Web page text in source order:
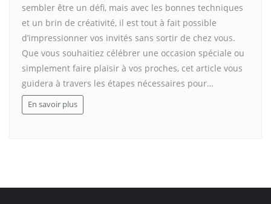
sembler être un défi, mais avec les bonnes techniques
et un brin de créativité, il est tout à fait possible
d’impressionner vos invités sans sortir de chez vous.
Que vous souhaitiez célébrer une occasion spéciale ou
simplement faire plaisir à vos proches, cet article vous
guidera à travers les étapes nécessaires pour…
En savoir plus